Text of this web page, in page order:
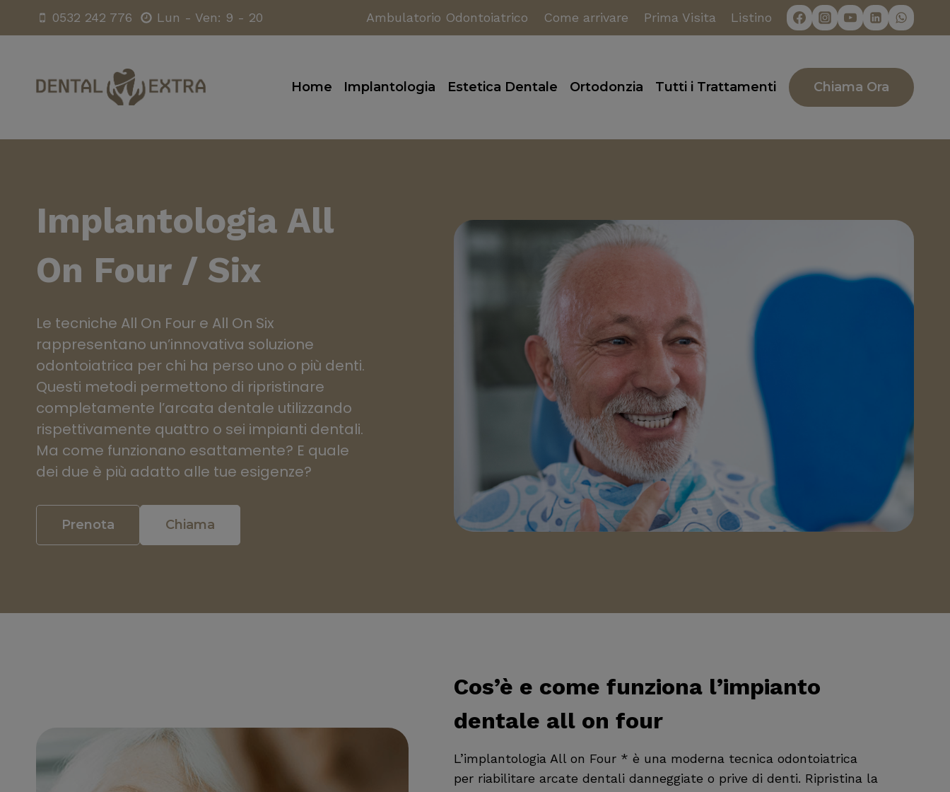
0532 242 776 Lun - Ven: 9 - 20 Ambulatorio Odontoiatrico Come arrivare Prima Visita Listino
Home Implantologia Estetica Dentale Ortodonzia Tutti i Trattamenti Chiama Ora
Implantologia All
On Four / Six
Le tecniche All On Four e All On Six
rappresentano un’innovativa soluzione
odontoiatrica per chi ha perso uno o più denti.
Questi metodi permettono di ripristinare
completamente l’arcata dentale utilizzando
rispettivamente quattro o sei impianti dentali.
Ma come funzionano esattamente? E quale
dei due è più adatto alle tue esigenze?
Prenota Chiama
Cos’è e come funziona l’impianto
dentale all on four
L’implantologia All on Four * è una moderna tecnica odontoiatrica
per riabilitare arcate dentali danneggiate o prive di denti. Ripristina la